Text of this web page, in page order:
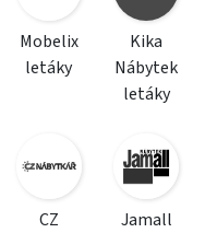
Mobelix
letáky
Kika
Nábytek
letáky
CZ
Jamall